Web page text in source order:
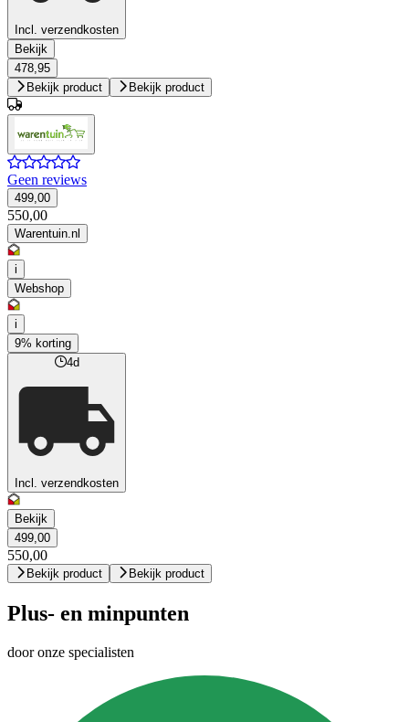
Incl. verzendkosten
Bekijk
478,95
Bekijk product
Bekijk product
Geen reviews
499,00
550,00
Warentuin.nl
i
Webshop
i
9% korting
4d
Incl. verzendkosten
Bekijk
499,00
550,00
Bekijk product Bekijk product
Plus- en minpunten
door onze specialisten